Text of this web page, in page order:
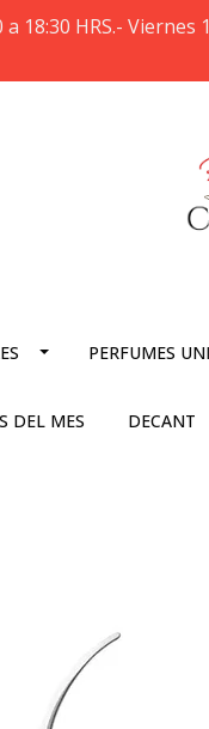
18:30 HRS.-
PERFUMES
DEL MES DECANT